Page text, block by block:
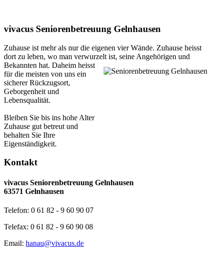
vivacus Seniorenbetreuung Gelnhausen
Zuhause ist mehr als nur die eigenen vier Wände. Zuhause heisst
dort zu leben, wo man verwurzelt ist, seine Angehörigen und
Bekannten hat. Daheim heisst
für die meisten von uns ein
sicherer Rückzugsort,
Geborgenheit und
Lebensqualität.
Bleiben Sie bis ins hohe Alter
Zuhause gut betreut und
behalten Sie Ihre
Eigenständigkeit.
Kontakt
vivacus Seniorenbetreuung Gelnhausen
63571 Gelnhausen
Telefon: 0 61 82 - 9 60 90 07
Telefax: 0 61 82 - 9 60 90 08
Email: hanau@vivacus.de